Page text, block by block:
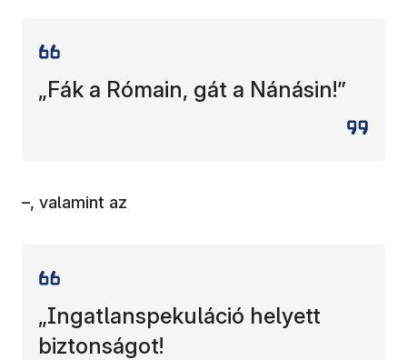
„Fák a Rómain, gát a Nánásin!”
–, valamint az
„Ingatlanspekuláció helyett
biztonságot!